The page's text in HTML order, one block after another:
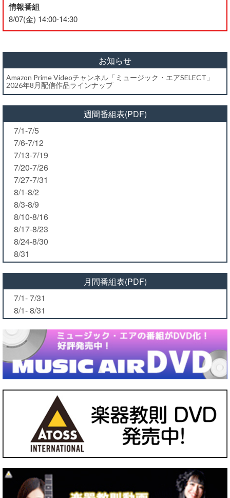
情報番組
8/07(金) 14:00-14:30
お知らせ
Amazon Prime Videoチャンネル「ミュージック・エアSELECT」
2026年8月配信作品ラインナップ
週間番組表(PDF)
7/1-7/5
7/6-7/12
7/13-7/19
7/20-7/26
7/27-7/31
8/1-8/2
8/3-8/9
8/10-8/16
8/17-8/23
8/24-8/30
8/31
月間番組表(PDF)
7/1- 7/31
8/1- 8/31